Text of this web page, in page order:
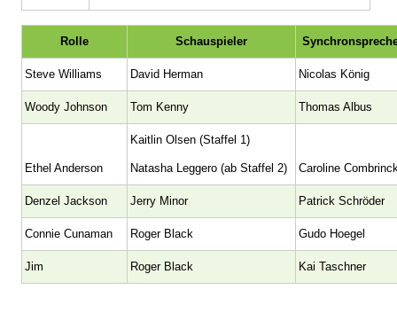
Rolle Schauspieler
Steve Williams David Herman Nicolas König
Woody Johnson Tom Kenny Thomas Albus
Ethel Anderson
Kaitlin Olsen (Staffel 1)
Natasha Leggero (ab Staffel 2) Caroline
Denzel Jackson Jerry Minor Patrick Schröder
Connie Cunaman Roger Black Gudo Hoegel
Jim Roger Black Kai Taschner